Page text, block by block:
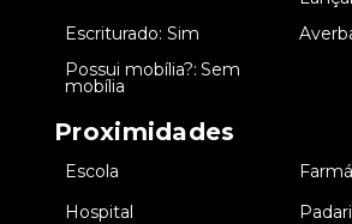
Escriturado: Sim
Possui mobília?: Sem
mobília
Proximidades
Escola
Hospital